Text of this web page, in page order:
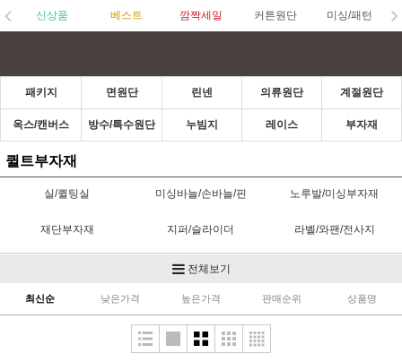
신상품 베스트 깜짝세일 커튼원단 미싱/패턴
패키지 면원단 린넨 의류원단 계절원단
옥스/캔버스 방수/특수원단 누빔지 레이스 부자재
퀼트부자재
실/퀼팅실 미싱바늘/손바늘/핀 노루발/미싱부자재
재단부자재 지퍼/슬라이더 라벨/와팬/전사지
단추/수입단추
접착제/심지 가방부자재 스탬프/잉크/펜
카드/통장속지/실패
전체보기
최신순 낮은가격 높은가격 판매순위 상품명